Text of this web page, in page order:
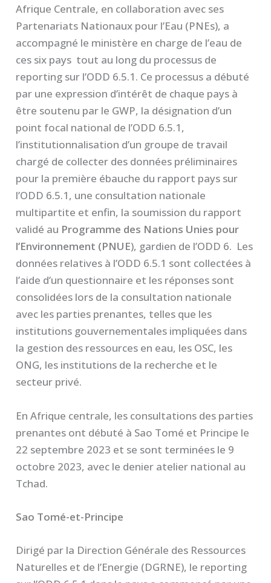
Afrique Centrale, en collaboration avec ses
Partenariats Nationaux pour l’Eau (PNEs), a
accompagné le ministère en charge de l’eau de
ces six pays tout au long du processus de
reporting sur l’ODD 6.5.1. Ce processus a débuté
par une expression d’intérêt de chaque pays à
être soutenu par le GWP, la désignation d’un
point focal national de l’ODD 6.5.1,
l’institutionnalisation d’un groupe de travail
chargé de collecter des données préliminaires
pour la première ébauche du rapport pays sur
l’ODD 6.5.1, une consultation nationale
multipartite et enfin, la soumission du rapport
validé au Programme des Nations Unies pour
l’Environnement (PNUE), gardien de l’ODD 6. Les
données relatives à l’ODD 6.5.1 sont collectées à
l’aide d’un questionnaire et les réponses sont
consolidées lors de la consultation nationale
avec les parties prenantes, telles que les
institutions gouvernementales impliquées dans
la gestion des ressources en eau, les OSC, les
ONG, les institutions de la recherche et le
secteur privé.
En Afrique centrale, les consultations des parties
prenantes ont débuté à Sao Tomé et Principe le
22 septembre 2023 et se sont terminées le 9
octobre 2023, avec le denier atelier national au
Tchad.
Sao Tomé-et-Principe
Dirigé par la Direction Générale des Ressources
Naturelles et de l’Energie (DGRNE), le reporting